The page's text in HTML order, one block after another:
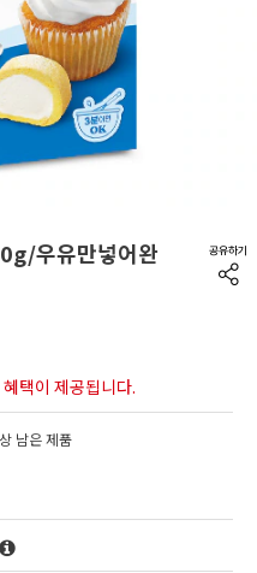
우유만넣어완
택이 제공됩니다.
남은 제품